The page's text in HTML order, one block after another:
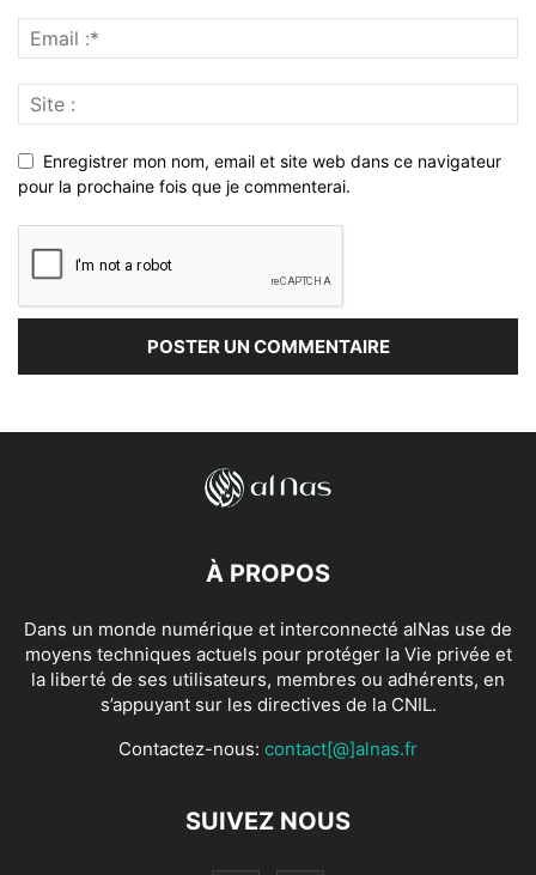
Enregistrer mon nom, email et site web dans ce navigateur
pour la prochaine fois que je commenterai.
À PROPOS
Dans un monde numérique et interconnecté alNas use de
moyens techniques actuels pour protéger la Vie privée et
la liberté de ses utilisateurs, membres ou adhérents, en
s’appuyant sur les directives de la CNIL.
Contactez-nous: contact[@]alnas.fr
SUIVEZ NOUS